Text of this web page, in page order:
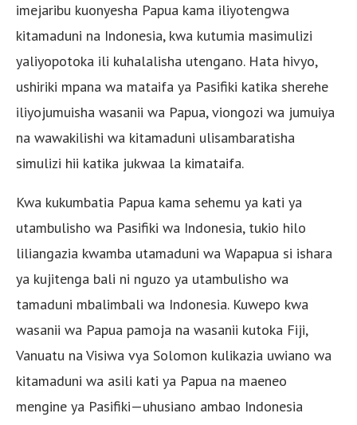
imejaribu kuonyesha Papua kama iliyotengwa
kitamaduni na Indonesia, kwa kutumia masimulizi
yaliyopotoka ili kuhalalisha utengano. Hata hivyo,
ushiriki mpana wa mataifa ya Pasifiki katika sherehe
iliyojumuisha wasanii wa Papua, viongozi wa jumuiya
na wawakilishi wa kitamaduni ulisambaratisha
simulizi hii katika jukwaa la kimataifa.
Kwa kukumbatia Papua kama sehemu ya kati ya
utambulisho wa Pasifiki wa Indonesia, tukio hilo
liliangazia kwamba utamaduni wa Wapapua si ishara
ya kujitenga bali ni nguzo ya utambulisho wa
tamaduni mbalimbali wa Indonesia. Kuwepo kwa
wasanii wa Papua pamoja na wasanii kutoka Fiji,
Vanuatu na Visiwa vya Solomon kulikazia uwiano wa
kitamaduni wa asili kati ya Papua na maeneo
mengine ya Pasifiki—uhusiano ambao Indonesia